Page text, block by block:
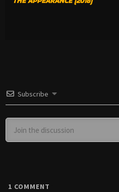
READING
Subscribe
1 COMMENT